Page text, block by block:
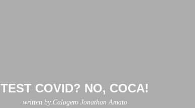
TEST COVID? NO, COCA!
written by Calogero Jonathan Amato